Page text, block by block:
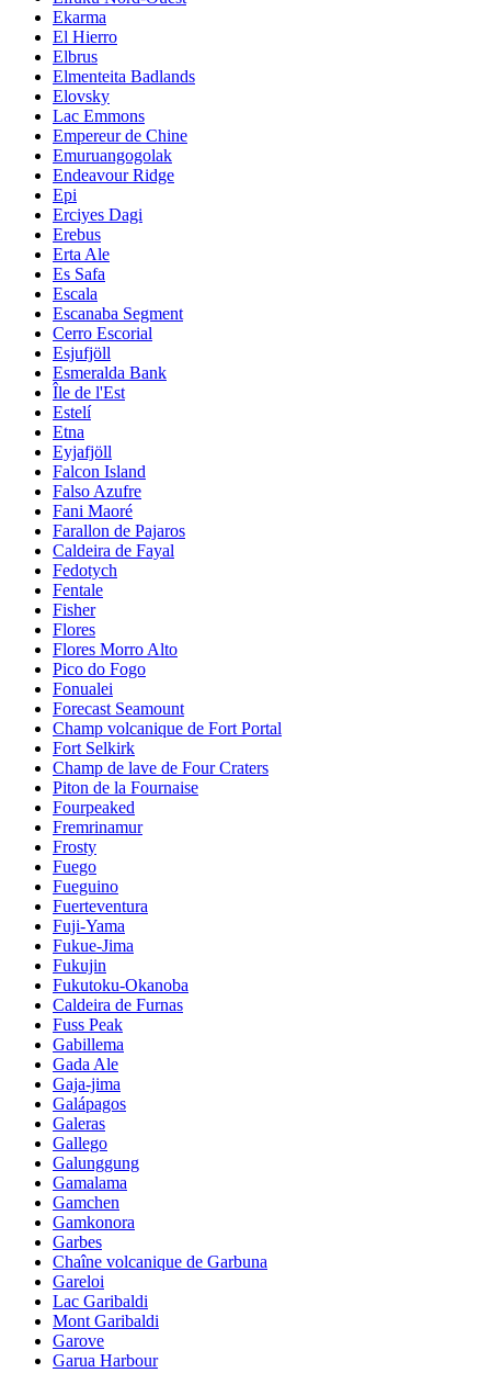
Ekarma
El Hierro
Elbrus
Elmenteita Badlands
Elovsky
Lac Emmons
Empereur de Chine
Emuruangogolak
Endeavour Ridge
Epi
Erciyes Dagi
Erebus
Erta Ale
Es Safa
Escala
Escanaba Segment
Cerro Escorial
Esjufjöll
Esmeralda Bank
Île de l'Est
Estelí
Etna
Eyjafjöll
Falcon Island
Falso Azufre
Fani Maoré
Farallon de Pajaros
Caldeira de Fayal
Fedotych
Fentale
Fisher
Flores
Flores Morro Alto
Pico do Fogo
Fonualei
Forecast Seamount
Champ volcanique de Fort Portal
Fort Selkirk
Champ de lave de Four Craters
Piton de la Fournaise
Fourpeaked
Fremrinamur
Frosty
Fuego
Fueguino
Fuerteventura
Fuji-Yama
Fukue-Jima
Fukujin
Fukutoku-Okanoba
Caldeira de Furnas
Fuss Peak
Gabillema
Gada Ale
Gaja-jima
Galápagos
Galeras
Gallego
Galunggung
Gamalama
Gamchen
Gamkonora
Garbes
Chaîne volcanique de Garbuna
Gareloi
Lac Garibaldi
Mont Garibaldi
Garove
Garua Harbour